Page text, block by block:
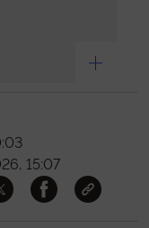
15:07